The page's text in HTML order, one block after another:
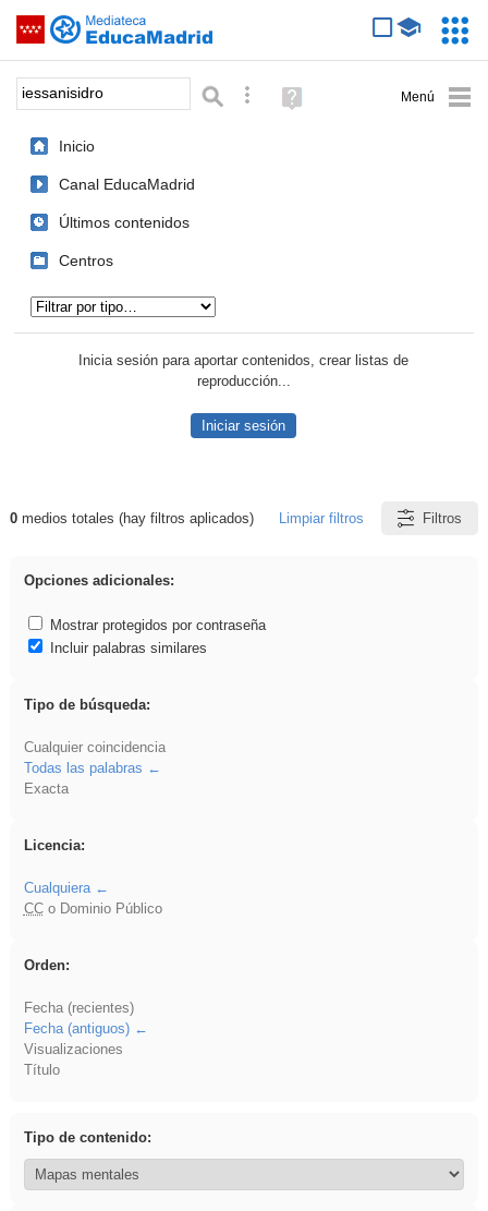
Saltar navegación
Palabra o frase: Búsqueda avanzada
Ayuda
(en
Inicio
Canal EducaMadrid
Últimos contenidos
Centros
Inicia sesión para aportar contenidos, crear listas de
reproducción...
Iniciar sesión
Resultados de: iessanisidro
0medios totales (hay filtros aplicados) Limpiar filtros Filtros
Opciones adicionales:
Mostrar protegidos por contraseña
Incluir palabras similares
Tipo de búsqueda:
Cualquier coincidencia
Todas las palabras
Exacta
Licencia:
Cualquiera
CCo Dominio Público
Orden:
Fecha (recientes)
Fecha (antiguos)
Visualizaciones
Título
Tipo de contenido: